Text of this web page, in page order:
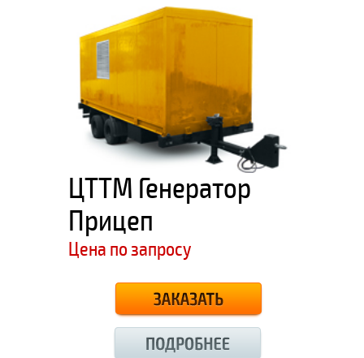
ЦТТМ Генератор
Прицеп
Цена по запросу